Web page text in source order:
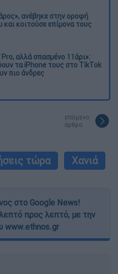
ανέβηκε στην οροφή
και κοιτούσε επίμονα τους
Pro, αλλά σπασμένο 11άρι»:
τα iPhone τους στο TikTok
πιο άνδρες
επόμενο
άρθρο
τώρα Χανιά
στο Google News!
προς λεπτό, με την
www.ethnos.gr